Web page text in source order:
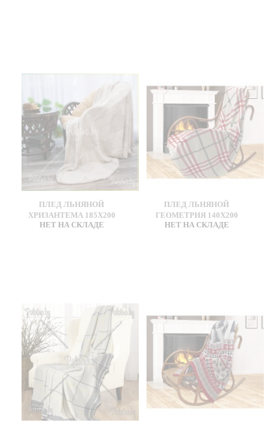
ПЛЕД ЛЬНЯНОЙ
ХРИЗАНТЕМА 185Х200
НЕТ НА СКЛАДЕ
ПЛЕД ЛЬНЯНОЙ
ГЕОМЕТРИЯ 140Х200
НЕТ НА СКЛАДЕ